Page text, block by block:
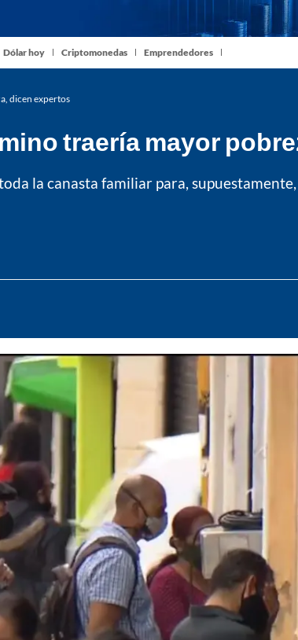
Dólar hoy Criptomonedas Emprendedores
dicen expertos
traería mayor
la canasta familiar para,